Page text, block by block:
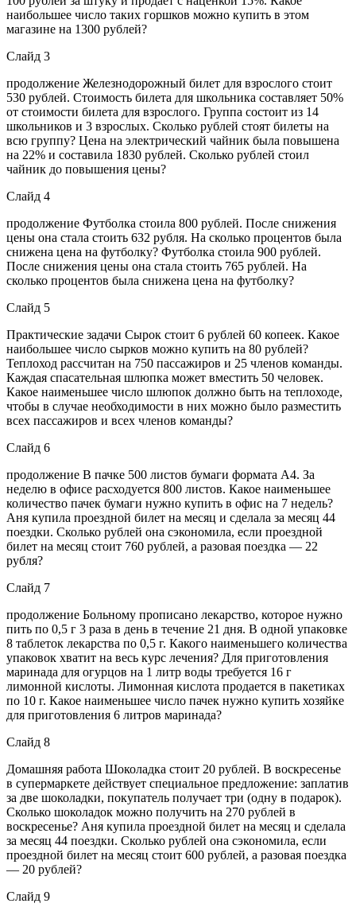
наибольшее число таких горшков можно купить в этом
магазине на 1300 рублей?
Слайд 3
продолжение Железнодорожный билет для взрослого стоит
530 рублей. Стоимость билета для школьника составляет 50%
от стоимости билета для взрослого. Группа состоит из 14
школьников и 3 взрослых. Сколько рублей стоят билеты на
всю группу? Цена на электрический чайник была повышена
на 22% и составила 1830 рублей. Сколько рублей стоил
чайник до повышения цены?
Слайд 4
продолжение Футболка стоила 800 рублей. После снижения
цены она стала стоить 632 рубля. На сколько процентов была
снижена цена на футболку? Футболка стоила 900 рублей.
После снижения цены она стала стоить 765 рублей. На
сколько процентов была снижена цена на футболку?
Слайд 5
Практические задачи Сырок стоит 6 рублей 60 копеек. Какое
наибольшее число сырков можно купить на 80 рублей?
Теплоход рассчитан на 750 пассажиров и 25 членов команды.
Каждая спасательная шлюпка может вместить 50 человек.
Какое наименьшее число шлюпок должно быть на теплоходе,
чтобы в случае необходимости в них можно было разместить
всех пассажиров и всех членов команды?
Слайд 6
продолжение В пачке 500 листов бумаги формата А4. За
неделю в офисе расходуется 800 листов. Какое наименьшее
количество пачек бумаги нужно купить в офис на 7 недель?
Аня купила проездной билет на месяц и сделала за месяц 44
поездки. Сколько рублей она сэкономила, если проездной
билет на месяц стоит 760 рублей, а разовая поездка — 22
рубля?
Слайд 7
продолжение Больному прописано лекарство, которое нужно
пить по 0,5 г 3 раза в день в течение 21 дня. В одной упаковке
8 таблеток лекарства по 0,5 г. Какого наименьшего количества
упаковок хватит на весь курс лечения? Для приготовления
маринада для огурцов на 1 литр воды требуется 16 г
лимонной кислоты. Лимонная кислота продается в пакетиках
по 10 г. Какое наименьшее число пачек нужно купить хозяйке
для приготовления 6 литров маринада?
Слайд 8
Домашняя работа Шоколадка стоит 20 рублей. В воскресенье
в супермаркете действует специальное предложение: заплатив
за две шоколадки, покупатель получает три (одну в подарок).
Сколько шоколадок можно получить на 270 рублей в
воскресенье? Аня купила проездной билет на месяц и сделала
за месяц 44 поездки. Сколько рублей она сэкономила, если
проездной билет на месяц стоит 600 рублей, а разовая поездка
— 20 рублей?
Слайд 9